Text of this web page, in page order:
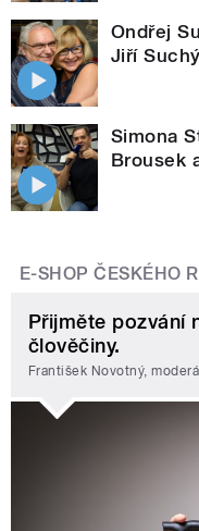
Ondřej
Jiří
Simona
Brousek
E-SHOP ČESKÉHO
Přijměte pozvání
člověčiny.
František Novotný,